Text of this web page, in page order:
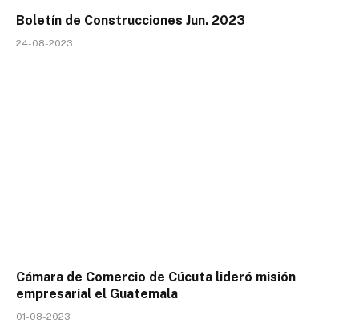
Boletín de Construcciones Jun. 2023
24-08-2023
Cámara de Comercio de Cúcuta lideró misión
empresarial el Guatemala
01-08-2023